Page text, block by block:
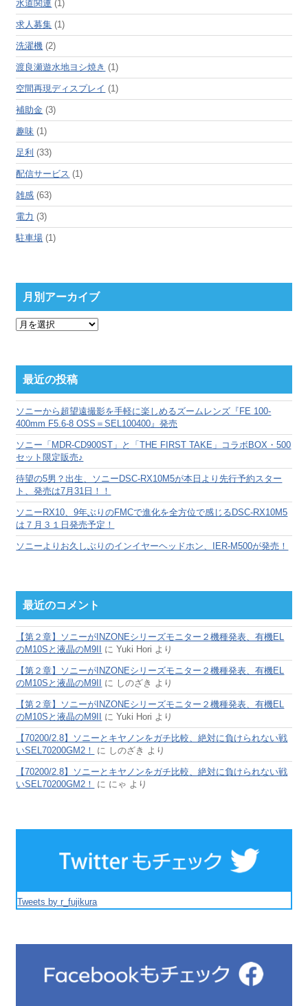
水道関連 (1)
求人募集 (1)
洗濯機 (2)
渡良瀬遊水地ヨシ焼き (1)
空間再現ディスプレイ (1)
補助金 (3)
趣味 (1)
足利 (33)
配信サービス (1)
雑感 (63)
電力 (3)
駐車場 (1)
月別アーカイブ
月
ー
カ
ブ
最近の投稿
ソニーから超望遠撮影を手軽に楽しめるズームレンズ『FE 100-
400mm F5.6-8 OSS＝SEL100400』発売
ソニー「MDR-CD900ST」と「THE FIRST TAKE」コラボBOX・500
セット限定販売♪
待望の5男？出生、ソニーDSC-RX10M5が本日より先行予約スター
ト、発売は7月31日！！
ソニーRX10、9年ぶりのFMCで進化を全方位で感じるDSC-RX10M5
は７月３１日発売予定！
ソニーよりお久しぶりのインイヤーヘッドホン、IER-M500が発売！
最近のコメント
【第２章】ソニーがINZONEシリーズモニター２機種発表、有機EL
のM10Sと液晶のM9II
にYuki Hori より
【第２章】ソニーがINZONEシリーズモニター２機種発表、有機EL
のM10Sと液晶のM9II
に しのざき より
【第２章】ソニーがINZONEシリーズモニター２機種発表、有機EL
のM10Sと液晶のM9II
にYuki Hori より
【70200/2.8】ソニーとキヤノンをガチ比較、絶対に負けられない戦
いSEL70200GM2！
に しのざき より
【70200/2.8】ソニーとキヤノンをガチ比較、絶対に負けられない戦
いSEL70200GM2！
に にゃ より
Tweets by r_fujikura